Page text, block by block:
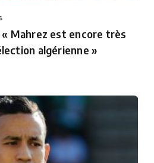
« Mahrez est encore très
algérienne »